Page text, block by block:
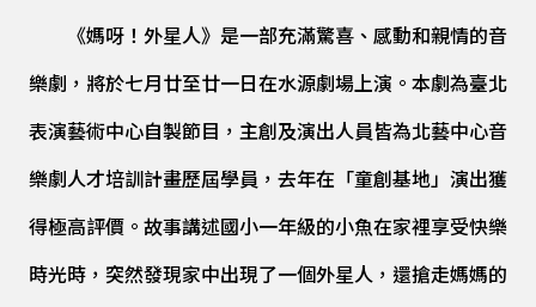
《媽呀！外星人》是一部充滿驚喜、感動和親情的音
樂劇，將於七月廿至廿一日在水源劇場上演。本劇為臺北
表演藝術中心自製節目，主創及演出人員皆為北藝中心音
樂劇人才培訓計畫歷屆學員，去年在「童創基地」演出獲
得極高評價。故事講述國小一年級的小魚在家裡享受快樂
時光時，突然發現家中出現了一個外星人，還搶走媽媽的